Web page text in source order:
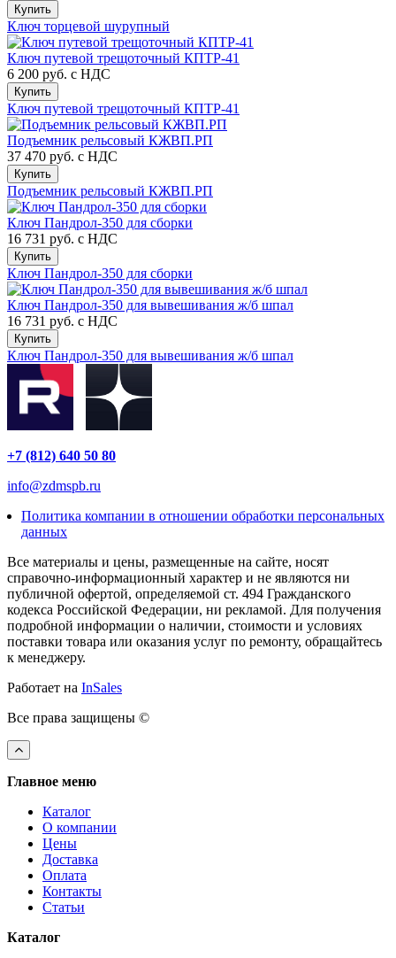
Купить
Ключ торцевой шурупный
Ключ путевой трещоточный КПТР-41
6 200 руб. с НДС
Купить
Ключ путевой трещоточный КПТР-41
Подъемник рельсовый КЖВП.РП
37 470 руб. с НДС
Купить
Подъемник рельсовый КЖВП.РП
Ключ Пандрол-350 для сборки
16 731 руб. с НДС
Купить
Ключ Пандрол-350 для сборки
Ключ Пандрол-350 для вывешивания ж/б шпал
16 731 руб. с НДС
Купить
Ключ Пандрол-350 для вывешивания ж/б шпал
+7 (812) 640 50 80
info@zdmspb.ru
Политика компании в отношении обработки персональных
данных
Все материалы и цены, размещенные на сайте, носят
справочно-информационный характер и не являются ни
публичной офертой, определяемой ст. 494 Гражданского
кодекса Российской Федерации, ни рекламой. Для получения
подробной информации о наличии, стоимости и условиях
поставки товара или оказания услуг по ремонту, обращайтесь
к менеджеру.
Работает на InSales
Все права защищены ©
Главное меню
Каталог
О компании
Цены
Доставка
Оплата
Контакты
Статьи
Каталог